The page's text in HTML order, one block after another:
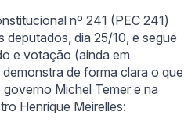
nº 241 (PEC 241)
deputados, dia 25/10, e segue
e votação (ainda em
de forma clara o que
Michel Temer e na
Henrique Meirelles: